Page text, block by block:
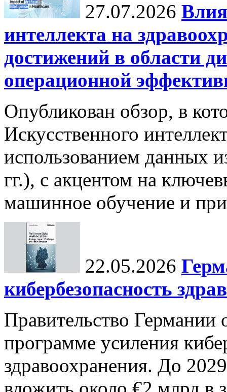
27.07.2026
интеллекта на
достижений в области
операционной
Опубликован обзор, в
Искусственного
использованием данных
гг.), с акцентом на
машинное обучение и
22.05.2026
кибербезопасность
Правительство
программе усиления
здравоохранения. До